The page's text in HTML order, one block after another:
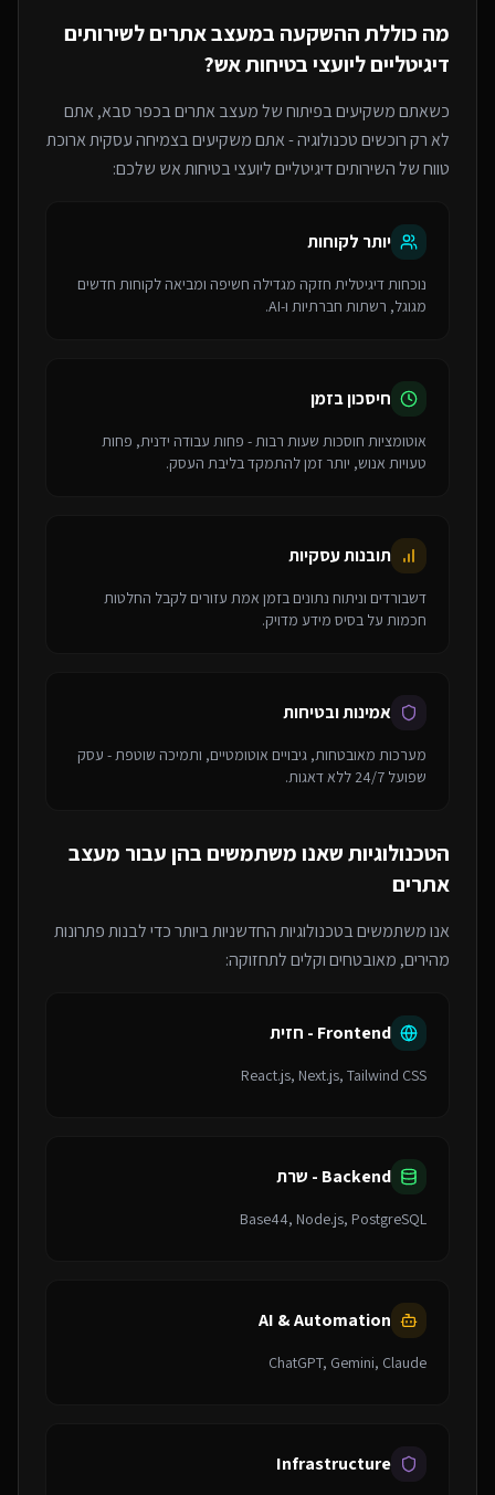
מה כוללת ההשקעה במעצב אתריםלשירותים
דיגיטליים ליועצי בטיחות אש?
כשאתם משקיעים בפיתוח שלמעצב אתריםבכפר סבא, אתם
לא רק רוכשים טכנולוגיה - אתם משקיעים בצמיחה עסקית ארוכת
טווח של השירותים דיגיטליים ליועצי בטיחות אש שלכם:
יותר לקוחות
נוכחות דיגיטלית חזקה מגדילה חשיפה ומביאה לקוחות חדשים
מגוגל, רשתות חברתיות ו-AI.
חיסכון בזמן
אוטומציות חוסכות שעות רבות - פחות עבודה ידנית, פחות
טעויות אנוש, יותר זמן להתמקד בליבת העסק.
תובנות עסקיות
דשבורדים וניתוח נתונים בזמן אמת עזורים לקבל החלטות
חכמות על בסיס מידע מדויק.
אמינות ובטיחות
מערכות מאובטחות, גיבויים אוטומטיים, ותמיכה שוטפת - עסק
שפועל 24/7 ללא דאגות.
הטכנולוגיות שאנו משתמשים בהן עבור מעצב
אתרים
אנו משתמשים בטכנולוגיות החדשניות ביותר כדי לבנות פתרונות
מהירים, מאובטחים וקלים לתחזוקה:
Frontend - חזית
React.js, Next.js, Tailwind CSS
Backend - שרת
Base44, Node.js, PostgreSQL
AI & Automation
ChatGPT, Gemini, Claude
Infrastructure